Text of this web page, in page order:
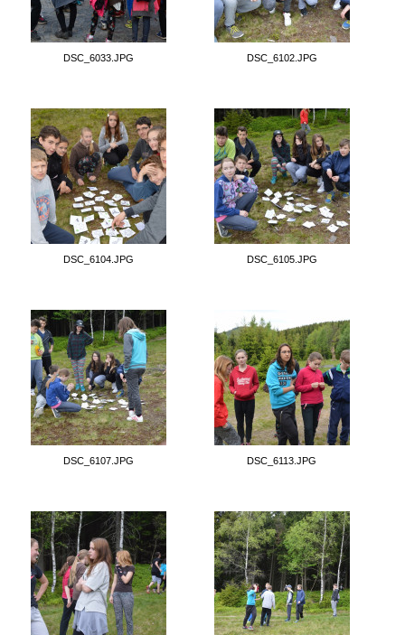
DSC_6033.JPG DSC_6102.JPG
DSC_6104.JPG DSC_6105.JPG
DSC_6107.JPG DSC_6113.JPG